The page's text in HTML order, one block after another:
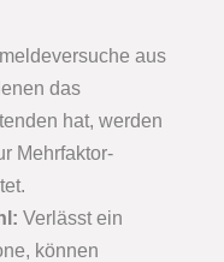
aus
das
hat, werden
Mehrfaktor-
Verlässt ein
können